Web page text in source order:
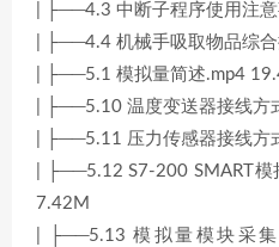
| ├──4.3 中断子程序使用注
| ├──4.4 机械手吸取物品综
| ├──5.1 模拟量简述.mp4
| ├──5.10 温度变送器接线方
| ├──5.11 压力传感器接线方
| ├──5.12 S7-200 SMART
7.42M
| ├──5.13 模拟量模块采